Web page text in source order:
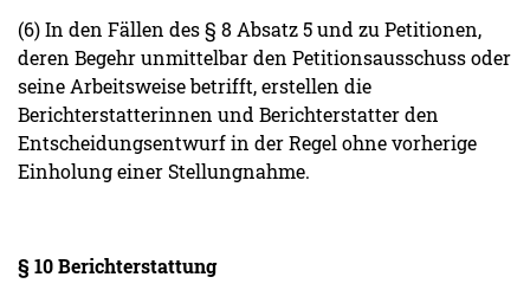
(6) In den Fällen des § 8 Absatz 5 und zu Petitionen,
deren Begehr unmittelbar den Petitionsausschuss oder
seine Arbeitsweise betrifft, erstellen die
Berichterstatterinnen und Berichterstatter den
Entscheidungsentwurf in der Regel ohne vorherige
Einholung einer Stellungnahme.
§ 10 Berichterstattung